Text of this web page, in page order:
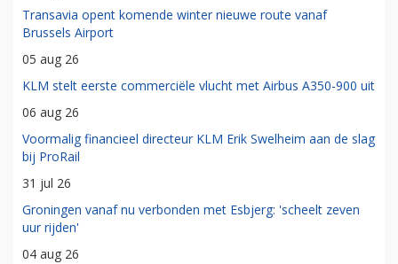
Transavia opent komende winter nieuwe route vanaf
Brussels Airport
05 aug 26
KLM stelt eerste commerciële vlucht met Airbus A350-900 uit
06 aug 26
Voormalig financieel directeur KLM Erik Swelheim aan de slag
bij ProRail
31 jul 26
Groningen vanaf nu verbonden met Esbjerg: 'scheelt zeven
uur rijden'
04 aug 26